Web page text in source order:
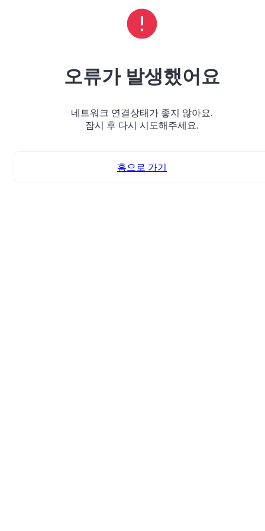
오류가 발생했어요
네트워크 연결상태가 좋지 않아요.
잠시 후 다시 시도해주세요.
홈으로 가기